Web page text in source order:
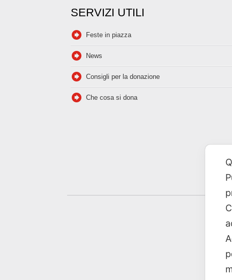
SERVIZI UTILI
Feste in piazza
News
Consigli per la donazione
Che cosa si dona